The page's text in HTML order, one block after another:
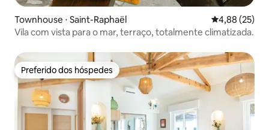
Townhouse ⋅ Saint-Raphaël 4,88 de uma
4,88 (25)
Vila com vista para o mar, terraço, totalmente climatizada.
Preferido dos hóspedes
Preferido dos hóspedes